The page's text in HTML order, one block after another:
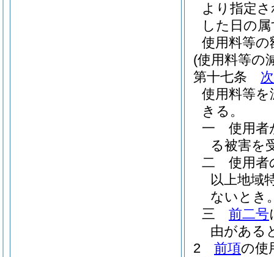
より指定
した日の
使用料等
(使用料等の
第十七条
使用料等
きる。
一
使用者
る被害を
二
使用者
以上地域
ないとき
三
前二号
由がある
2
前項の使